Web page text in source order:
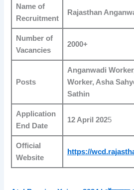
Name of
Recruitment
Rajasthan
Number of
Vacancies
2000+
Posts
Anganwadi
Worker, Asha
Sathin
Application
End Date
12 April 2025
Official
Website
https://